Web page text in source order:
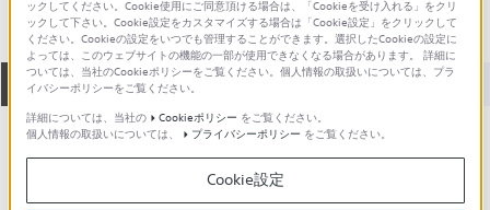
全て ダウンロード 取扱説明書 Q&A
ダウンロード
現在、本ページで提供されているアップデート情報はありませ
ックしてください。Cookie使用にご同意頂ける場合は、「Cookieを受け入れる」をクリ
ックして下さい。Cookie設定をカスタマイズする場合は「Cookie設定」をクリックして
ください。Cookieの設定をいつでも管理することができます。選択したCookieの設定に
よっては、このウェブサイトの機能の一部が使用できなくなる場合があります。 詳細に
ついては、当社のCookieポリシーをご覧ください。個人情報の取扱いについては、プラ
イバシーポリシーをご覧ください。
詳細については、当社の
Cookieポリシー をご覧ください。
個人情報の取扱いについては、
プライバシーポリシー をご覧ください。
Cookie設定